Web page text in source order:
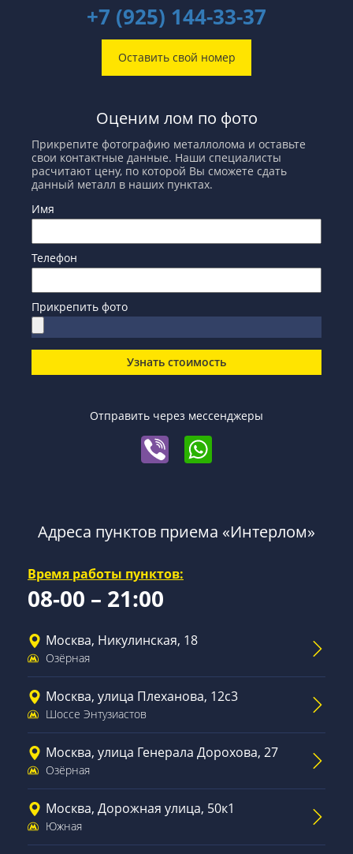
+7 (925) 144-33-37
Оставить свой номер
Оценим лом по фото
Прикрепите фотографию металлолома и оставьте
свои контактные данные. Наши специалисты
расчитают цену, по которой Вы сможете сдать
данный металл в наших пунктах.
Имя
Телефон
Прикрепить фото
Узнать стоимость
Отправить через мессенджеры
Адреса пунктов приема «Интерлом»
Время работы пунктов:
08-00 – 21:00
Москва, Никулинская, 18
Озёрная
Москва, улица Плеханова, 12с3
Шоссе Энтузиастов
Москва, улица Генерала Дорохова, 27
Озёрная
Москва, Дорожная улица, 50к1
Южная